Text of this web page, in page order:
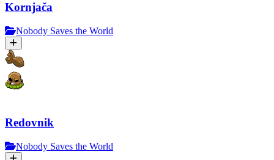
Kornjača
Nobody Saves the World
Redovnik
Nobody Saves the World